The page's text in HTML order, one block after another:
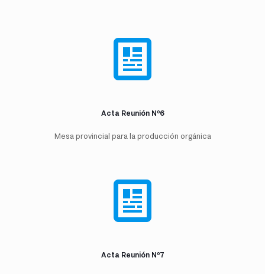
Acta Reunión Nº6
Mesa provincial para la producción orgánica
Acta Reunión Nº7